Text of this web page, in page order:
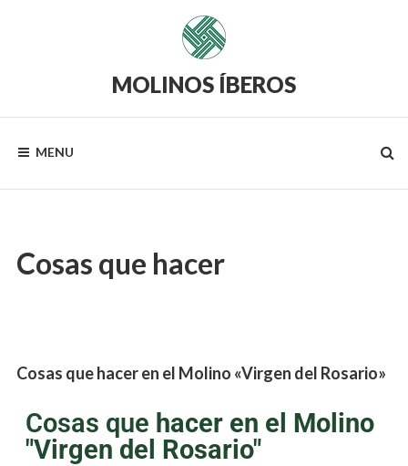
MOLINOS ÍBEROS
MENU
Cosas que hacer
Cosas que hacer en el Molino «Virgen del Rosario»
Cosas que hacer en el Molino
"Virgen del Rosario"